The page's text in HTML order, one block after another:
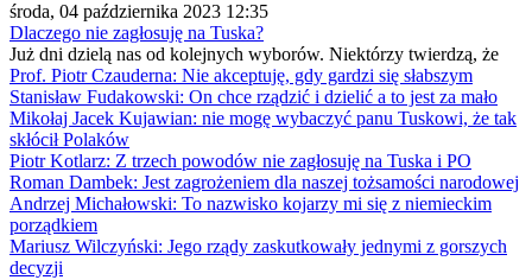
środa, 04 października 2023 12:35
Dlaczego nie zagłosuję na Tuska?
Już dni dzielą nas od kolejnych wyborów. Niektórzy twierdzą, że
Prof. Piotr Czauderna: Nie akceptuję, gdy gardzi się słabszym
Stanisław Fudakowski: On chce rządzić i dzielić a to jest za mało
Mikołaj Jacek Kujawian: nie mogę wybaczyć panu Tuskowi, że tak
skłócił Polaków
Piotr Kotlarz: Z trzech powodów nie zagłosuję na Tuska i PO
Roman Dambek: Jest zagrożeniem dla naszej tożsamości narodowej
Andrzej Michałowski: To nazwisko kojarzy mi się z niemieckim
porządkiem
Mariusz Wilczyński: Jego rządy zaskutkowały jednymi z gorszych
decyzji